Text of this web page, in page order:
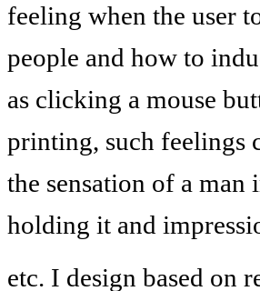
feeling when the user
people and how to
as clicking a mouse
printing, such feelings
the sensation of a
holding it and
etc. I design based on